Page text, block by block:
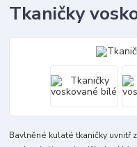
Tkaničky
Bavlněné kulaté tkaničky